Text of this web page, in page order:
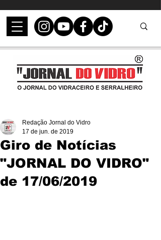
Giro de Notícias
"JORNAL DO VIDRO"
de 17/06/2019
Redação Jornal do Vidro
17 de jun. de 2019